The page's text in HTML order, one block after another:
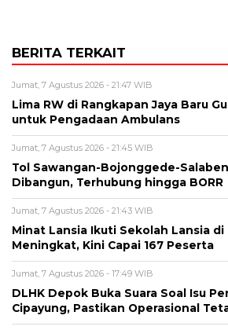
BERITA TERKAIT
Jumat, 7 Agustus 2026 - 21:47 WIB
Lima RW di Rangkapan Jaya Baru
untuk Pengadaan Ambulans
Jumat, 7 Agustus 2026 - 21:45 WIB
Tol Sawangan-Bojonggede-
Dibangun, Terhubung hingga BORR
Jumat, 7 Agustus 2026 - 21:43 WIB
Minat Lansia Ikuti Sekolah Lansia di
Meningkat, Kini Capai 167 Peserta
Jumat, 7 Agustus 2026 - 17:49 WIB
DLHK Depok Buka Suara Soal Isu
Cipayung, Pastikan Operasional